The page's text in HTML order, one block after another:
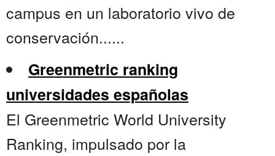
campus en un laboratorio vivo de
conservación......
Greenmetric ranking
universidades españolas
El Greenmetric World University
Ranking, impulsado por la